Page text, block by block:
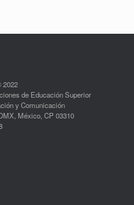
2022
de Educación Superior
y Comunicación
México, CP 03310